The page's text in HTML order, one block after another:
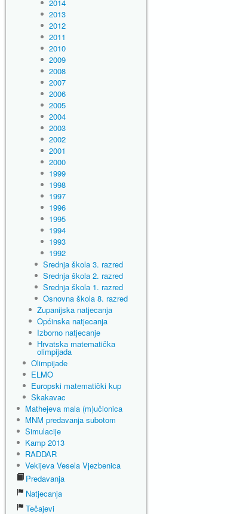
2014
2013
2012
2011
2010
2009
2008
2007
2006
2005
2004
2003
2002
2001
2000
1999
1998
1997
1996
1995
1994
1993
1992
Srednja škola 3. razred
Srednja škola 2. razred
Srednja škola 1. razred
Osnovna škola 8. razred
Županijska natjecanja
Općinska natjecanja
Izborno natjecanje
Hrvatska matematička
olimpijada
Olimpijade
ELMO
Europski matematički kup
Skakavac
Mathejeva mala (m)učionica
MNM predavanja subotom
Simulacije
Kamp 2013
RADDAR
Vekijeva Vesela Vjezbenica
Predavanja
Natjecanja
Tečajevi